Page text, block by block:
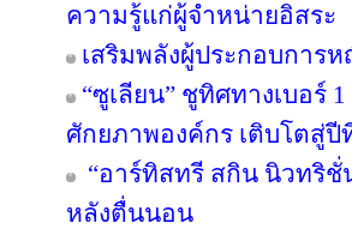
ความรู้แก่ผู้จำหน่ายอิสระ
เสริมพลังผู้ประกอบการ
“ซูเลียน” ชูทิศทางเบอร์
ศักยภาพองค์กร เติบโตสู่ปี
“อาร์ทิสทรี สกิน นิวทริ
หลังตื่นนอน